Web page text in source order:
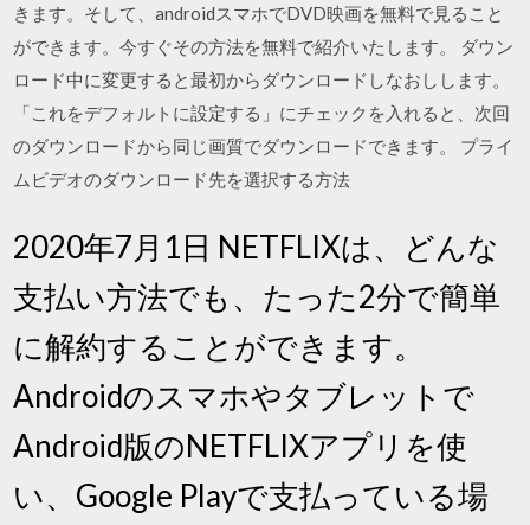
きます。そして、androidスマホでDVD映画を無料で見ること
ができます。今すぐその方法を無料で紹介いたします。 ダウン
ロード中に変更すると最初からダウンロードしなおしします。
「これをデフォルトに設定する」にチェックを入れると、次回
のダウンロードから同じ画質でダウンロードできます。 プライ
ムビデオのダウンロード先を選択する方法
2020年7月1日 NETFLIXは、どんな
支払い方法でも、たった2分で簡単
に解約することができます。
Androidのスマホやタブレットで
Android版のNETFLIXアプリを使
い、Google Playで支払っている場